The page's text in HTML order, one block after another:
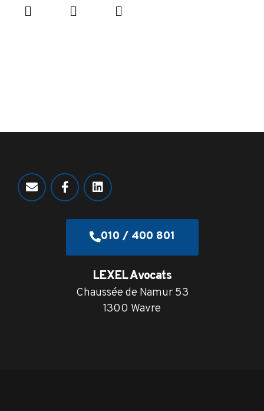
010 / 400 801
LEXEL Avocats
Chaussée de Namur 53
1300 Wavre